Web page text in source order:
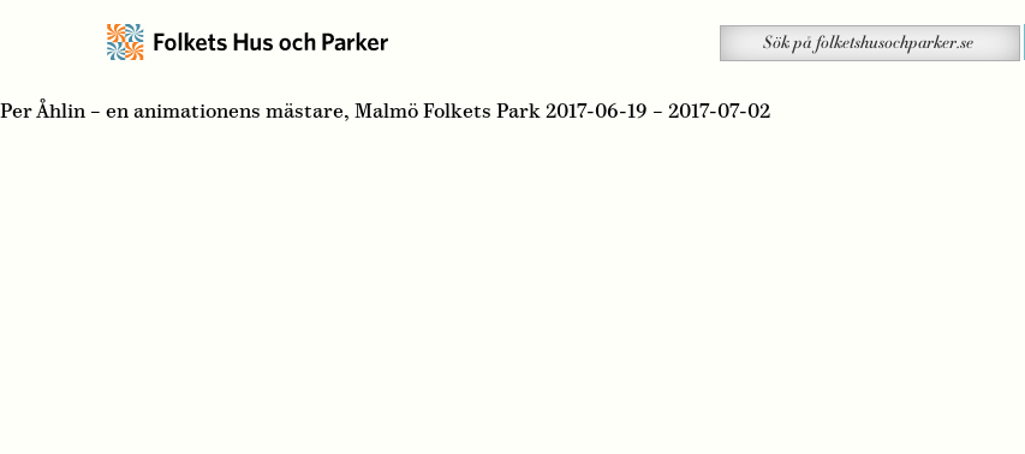
på
folketshusochparker.se
Sök
Per Åhlin – en animationens mästare, Malmö Folkets Park 2017-06-19 – 2017-07-02